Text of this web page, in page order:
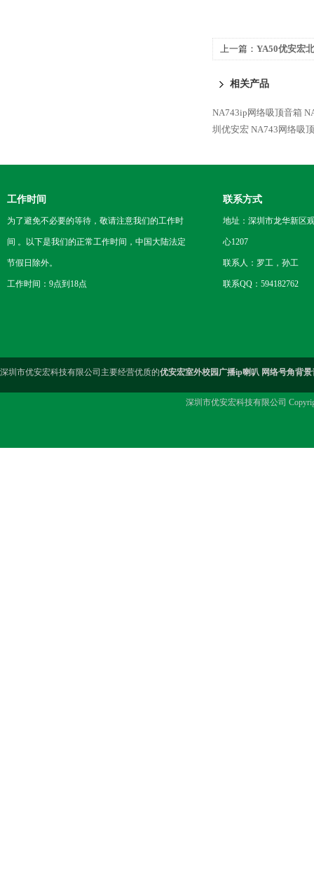
上一篇： YA50优安宏
相关产品
NA743ip网络吸顶音箱
圳优安宏 NA743网络吸
工作时间
为了避免不必要的等待，敬请注意我们的工作时
间 。以下是我们的正常工作时间，中国大陆法定
节假日除外。
工作时间：9点到18点
联系方式
地址：深圳市龙华新区
心1207
联系人：罗工，孙工
联系QQ：594182762
深圳市优安宏科技有限公司主要经营优质的优安宏室外校园广播ip喇叭 网络号角背
深圳市优安宏科技有限公司